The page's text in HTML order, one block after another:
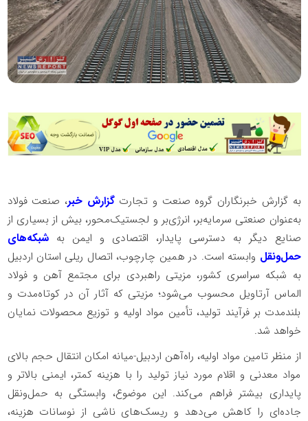
به گزارش خبرنگاران گروه صنعت و تجارتگزارش خبر، صنعت فولاد
به‌عنوان صنعتی سرمایه‌بر، انرژی‌بر و لجستیک‌محور، بیش از بسیاری از
صنایع دیگر به دسترسی پایدار، اقتصادی و ایمن بهشبکه‌های
حمل‌ونقل وابسته است. در همین چارچوب، اتصال ریلی استان اردبیل
به شبکه سراسری کشور، مزیتی راهبردی برای مجتمع آهن و فولاد
الماس آرتاویل محسوب می‌شود؛ مزیتی که آثار آن در کوتاه‌مدت و
بلندمدت بر فرآیند تولید، تأمین مواد اولیه و توزیع محصولات نمایان
خواهد شد.
از منظر تامین مواد اولیه، راه‌آهن اردبیل-میانه امکان انتقال حجم بالای
مواد معدنی و اقلام مورد نیاز تولید را با هزینه کمتر، ایمنی بالاتر و
پایداری بیشتر فراهم می‌کند. این موضوع، وابستگی به حمل‌ونقل
جاده‌ای را کاهش می‌‎دهد و ریسک‌های ناشی از نوسانات هزینه،